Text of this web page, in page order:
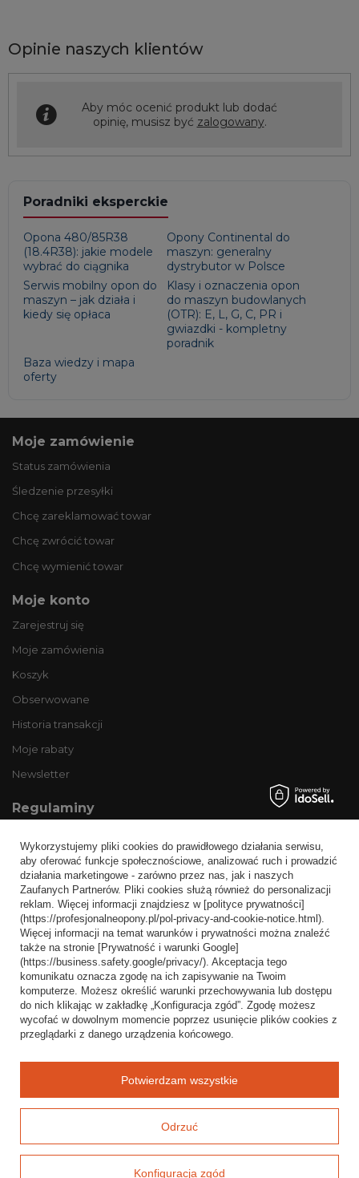
Opinie naszych klientów
Aby móc ocenić produkt lub dodać
opinię, musisz być zalogowany.
Poradniki eksperckie
Opona 480/85R38
(18.4R38): jakie modele
wybrać do ciągnika
Opony Continental do
maszyn: generalny
dystrybutor w Polsce
Serwis mobilny opon do
maszyn – jak działa i
kiedy się opłaca
Klasy i oznaczenia opon
do maszyn budowlanych
(OTR): E, L, G, C, PR i
gwiazdki - kompletny
poradnik
Baza wiedzy i mapa
oferty
Moje zamówienie
Status zamówienia
Śledzenie przesyłki
Chcę zareklamować towar
Chcę zwrócić towar
Chcę wymienić towar
Moje konto
Zarejestruj się
Moje zamówienia
Koszyk
Obserwowane
Historia transakcji
Moje rabaty
Newsletter
Regulaminy
Wysyłka
Sposoby płatności i prowizje
Regulamin
Polityka prywatności
Odstąpienie od umowy
Popularne kategorie
Opony bezdętkowe
Opony dętkowe
Wykorzystujemy pliki cookies do prawidłowego działania serwisu,
aby oferować funkcje społecznościowe, analizować ruch i prowadzić
działania marketingowe - zarówno przez nas, jak i naszych
Zaufanych Partnerów. Pliki cookies służą również do personalizacji
reklam. Więcej informacji znajdziesz w [polityce prywatności]
(https://profesjonalneopony.pl/pol-privacy-and-cookie-notice.html).
Więcej informacji na temat warunków i prywatności można znaleźć
także na stronie [Prywatność i warunki Google]
(https://business.safety.google/privacy/). Akceptacja tego
komunikatu oznacza zgodę na ich zapisywanie na Twoim
komputerze. Możesz określić warunki przechowywania lub dostępu
do nich klikając w zakładkę „Konfiguracja zgód”. Zgodę możesz
wycofać w dowolnym momencie poprzez usunięcie plików cookies z
przeglądarki z danego urządzenia końcowego.
Odrzuć
Konfiguracja zgód
Potwierdzam wszystkie